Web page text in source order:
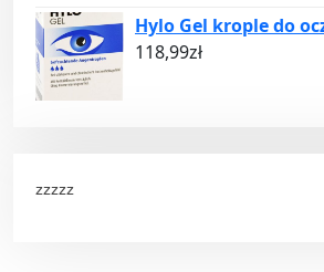
Hylo Gel krople do
118,99zł
zzzzz